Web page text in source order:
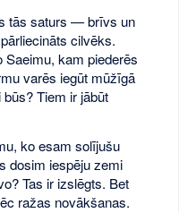
tās saturs — brīvs un
cilvēks.
Saeimu, kam piederēs
varēs iegūt mūžīgā
Tiem ir jābūt
ko esam solījušu
dosim iespēju zemi
Tas ir izslēgts. Bet
ražas novākšanas.